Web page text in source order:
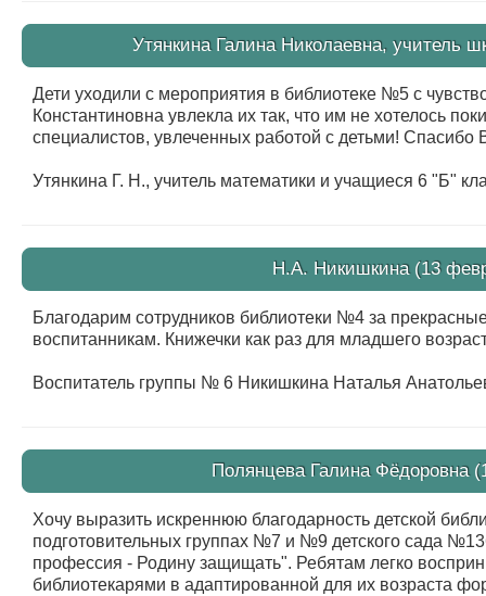
Утянкина Галина Николаевна, учитель
Дети уходили с мероприятия в библиотеке №5 с
Константиновна увлекла их так, что им не хотелось
специалистов, увлеченных работой с детьми! Спасибо
Утянкина Г. Н., учитель математики и учащиеся 6
Н.А. Никишкина (13
Благодарим сотрудников библиотеки №4 за
воспитанникам. Книжечки как раз для младшего
Воспитатель группы № 6 Никишкина Наталья
Полянцева Галина Фёдоровна
Хочу выразить искреннюю благодарность детской
подготовительных группах №7 и №9 детского сада
профессия - Родину защищать". Ребятам легко
библиотекарями в адаптированной для их возраста